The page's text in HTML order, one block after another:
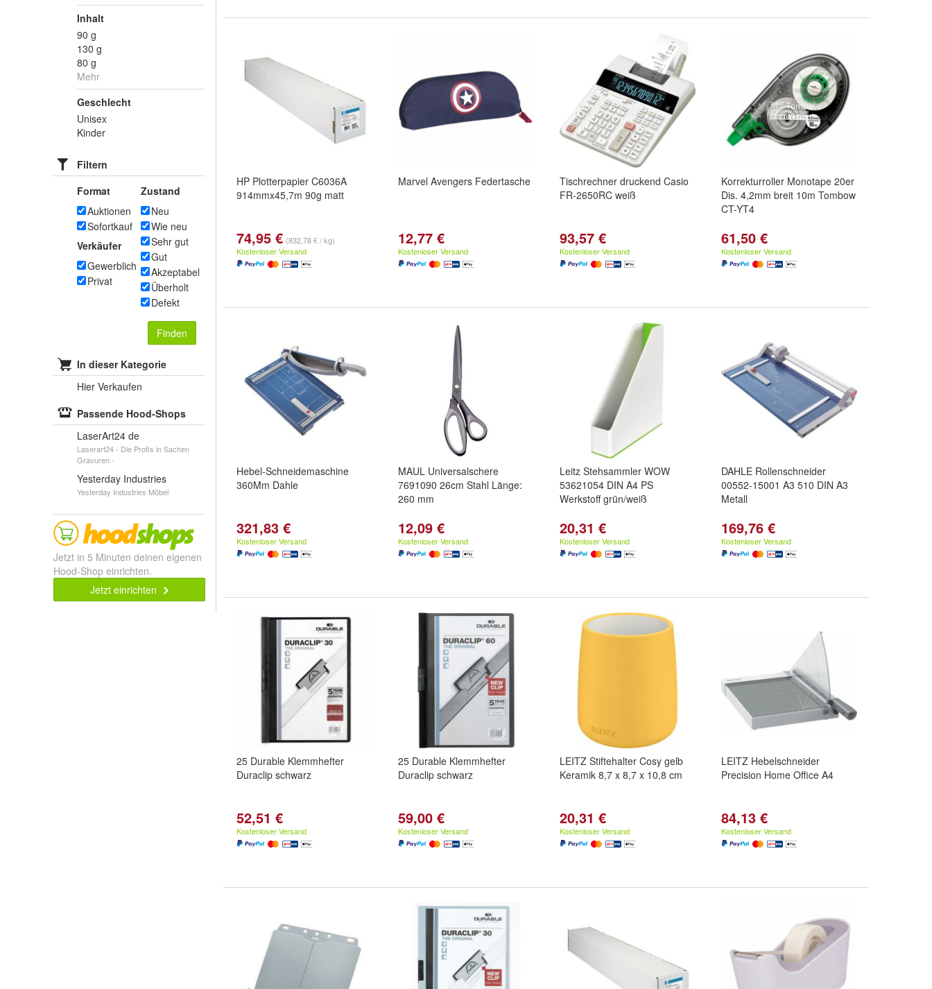
Inhalt
90 g
130 g
80 g
Mehr
Geschlecht
Unisex
Kinder
Filtern
Format
Auktionen
Sofortkauf
Verkäufer
Gewerblich
Privat
Zustand
Neu
Wie neu
Sehr gut
Gut
Akzeptabel
Überholt
Defekt
Finden
In dieser Kategorie
Hier Verkaufen
Passende Hood-Shops
LaserArt24 de
Laserart24 - Die Profis in Sachen
Gravuren -
Yesterday Industries
Yesterday Industries Möbel
Jetzt in 5 Minuten deinen eigenen
Hood-Shop einrichten.
Jetzt einrichten
HP Plotterpapier C6036A
914mmx45,7m 90g matt
74,95 € (832,78 € / kg)
Kostenloser Versand
Marvel Avengers Federtasche
12,77 €
Kostenloser Versand
Tischrechner druckend Casio
FR-2650RC weiß
93,57 €
Kostenloser Versand
Korrekturroller Monotape 20er
Dis. 4,2mm breit 10m Tombow
CT-YT4
61,50 €
Kostenloser Versand
Hebel-Schneidemaschine
360Mm Dahle
321,83 €
Kostenloser Versand
MAUL Universalschere
7691090 26cm Stahl Länge:
260 mm
12,09 €
Kostenloser Versand
Leitz Stehsammler WOW
53621054 DIN A4 PS
Werkstoff grün/weiß
20,31 €
Kostenloser Versand
DAHLE Rollenschneider
00552-15001 A3 510 DIN A3
Metall
169,76 €
Kostenloser Versand
25 Durable Klemmhefter
Duraclip schwarz
52,51 €
Kostenloser Versand
25 Durable Klemmhefter
Duraclip schwarz
59,00 €
Kostenloser Versand
LEITZ Stiftehalter Cosy gelb
Keramik 8,7 x 8,7 x 10,8 cm
20,31 €
Kostenloser Versand
LEITZ Hebelschneider
Precision Home Office A4
84,13 €
Kostenloser Versand